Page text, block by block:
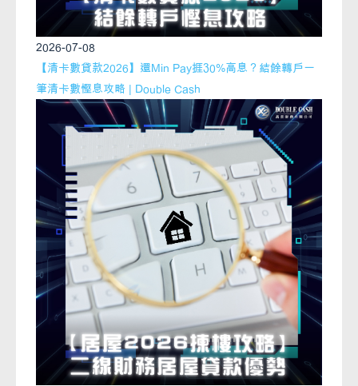
2026-07-08
【清卡數貸款2026】還Min Pay捱30%高息？結餘轉戶一
筆清卡數慳息攻略 | Double Cash